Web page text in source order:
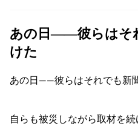
あの日――彼らはそ
けた
あの日――彼らはそれでも新
自らも被災しながら取材を